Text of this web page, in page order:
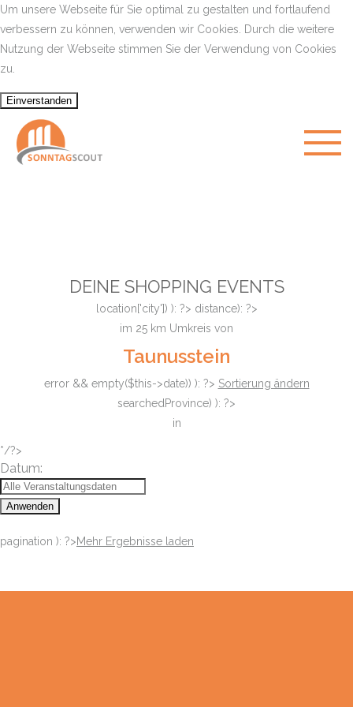
Um unsere Webseite für Sie optimal zu gestalten und fortlaufend
verbessern zu können, verwenden wir Cookies. Durch die weitere
Nutzung der Webseite stimmen Sie der Verwendung von Cookies
zu.
DEINE SHOPPING EVENTS
location['city']) ): ?> distance): ?>
im 25 km Umkreis von
Taunusstein
error && empty($this->date)) ): ?> Sortierung ändern
searchedProvince) ): ?>
in
*/?>
Datum:
Anwenden
pagination ): ?>Mehr Ergebnisse laden